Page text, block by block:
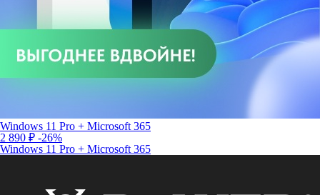
Windows 11 Pro + Microsoft 365
2 890 ₽ -26%
Windows 11 Pro + Microsoft 365